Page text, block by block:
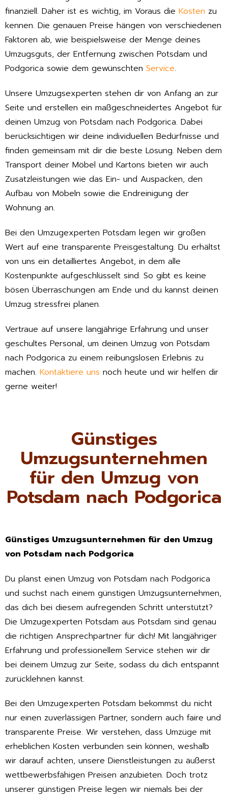
finanziell. Daher ist es wichtig, im Voraus die Kosten zu
kennen. Die genauen Preise hängen von verschiedenen
Faktoren ab, wie beispielsweise der Menge deines
Umzugsguts, der Entfernung zwischen Potsdam und
Podgorica sowie dem gewünschten Service.
Unsere Umzugsexperten stehen dir von Anfang an zur
Seite und erstellen ein maßgeschneidertes Angebot für
deinen Umzug von Potsdam nach Podgorica. Dabei
berücksichtigen wir deine individuellen Bedürfnisse und
finden gemeinsam mit dir die beste Lösung. Neben dem
Transport deiner Möbel und Kartons bieten wir auch
Zusatzleistungen wie das Ein- und Auspacken, den
Aufbau von Möbeln sowie die Endreinigung der
Wohnung an.
Bei den Umzugexperten Potsdam legen wir großen
Wert auf eine transparente Preisgestaltung. Du erhältst
von uns ein detailliertes Angebot, in dem alle
Kostenpunkte aufgeschlüsselt sind. So gibt es keine
bösen Überraschungen am Ende und du kannst deinen
Umzug stressfrei planen.
Vertraue auf unsere langjährige Erfahrung und unser
geschultes Personal, um deinen Umzug von Potsdam
nach Podgorica zu einem reibungslosen Erlebnis zu
machen. Kontaktiere uns noch heute und wir helfen dir
gerne weiter!
Günstiges
Umzugsunternehmen
für den Umzug von
Potsdam nach Podgorica
Günstiges Umzugsunternehmen für den Umzug
von Potsdam nach Podgorica
Du planst einen Umzug von Potsdam nach Podgorica
und suchst nach einem günstigen Umzugsunternehmen,
das dich bei diesem aufregenden Schritt unterstützt?
Die Umzugexperten Potsdam aus Potsdam sind genau
die richtigen Ansprechpartner für dich! Mit langjähriger
Erfahrung und professionellem Service stehen wir dir
bei deinem Umzug zur Seite, sodass du dich entspannt
zurücklehnen kannst.
Bei den Umzugexperten Potsdam bekommst du nicht
nur einen zuverlässigen Partner, sondern auch faire und
transparente Preise. Wir verstehen, dass Umzüge mit
erheblichen Kosten verbunden sein können, weshalb
wir darauf achten, unsere Dienstleistungen zu äußerst
wettbewerbsfähigen Preisen anzubieten. Doch trotz
unserer günstigen Preise legen wir niemals bei der